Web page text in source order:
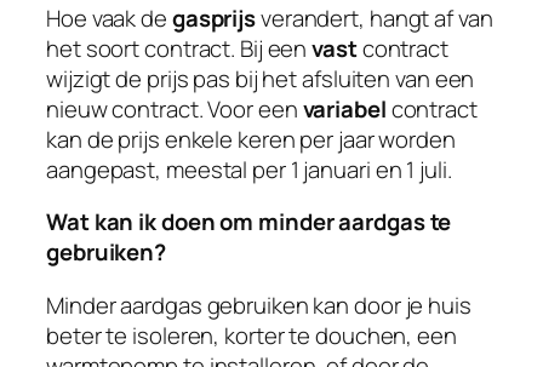
Hoe vaak degasprijsverandert, hangt af van
het soort contract. Bij eenvastcontract
wijzigt de prijs pas bij het afsluiten van een
nieuw contract. Voor eenvariabelcontract
kan de prijs enkele keren per jaar worden
aangepast, meestal per 1 januari en 1 juli.
Wat kan ik doen om minder aardgas te
gebruiken?
Minder aardgas gebruiken kan door je huis
beter te isoleren, korter te douchen, een